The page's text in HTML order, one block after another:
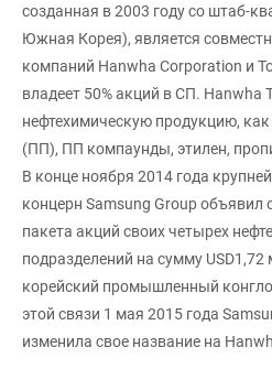
созданная в 2003 году со штаб-
Южная Корея), является
компаний Hanwha Corporation и
владеет 50% акций в СП. Hanwha
нефтехимическую продукцию,
(ПП), ПП компаунды, этилен,
В конце ноября 2014 года
концерн Samsung Group объявил
пакета акций своих четырех
подразделений на сумму
корейский промышленный
этой связи 1 мая 2015 года
изменила свое название на